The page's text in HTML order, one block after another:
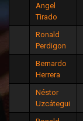
Angel
Tirado
Ronald
Perdigon
Bernardo
Herrera
Néstor
Uzcátegui